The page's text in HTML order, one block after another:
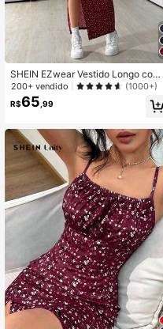
SHEIN EZwear Vestido Longo com
Fenda Estampado, Ombro Caído par
a Mulheres
200+ vendido (1000+)
R$65 ,99